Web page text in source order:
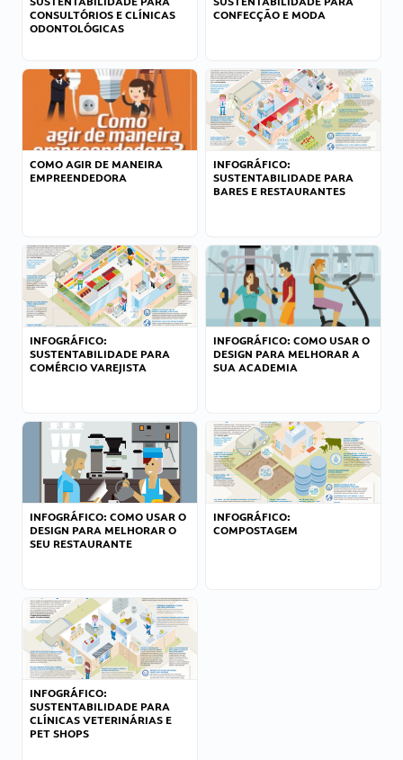
CONSULTÓRIOS E CLÍNICAS
ODONTOLÓGICAS
CONFECÇÃO E MODA
COMO AGIR DE MANEIRA
EMPREENDEDORA
INFOGRÁFICO:
SUSTENTABILIDADE PARA
BARES E RESTAURANTES
INFOGRÁFICO:
SUSTENTABILIDADE PARA
COMÉRCIO VAREJISTA
INFOGRÁFICO: COMO USAR O
DESIGN PARA MELHORAR A
SUA ACADEMIA
INFOGRÁFICO: COMO USAR O
DESIGN PARA MELHORAR O
SEU RESTAURANTE
INFOGRÁFICO:
COMPOSTAGEM
INFOGRÁFICO:
SUSTENTABILIDADE PARA
CLÍNICAS VETERINÁRIAS E
PET SHOPS